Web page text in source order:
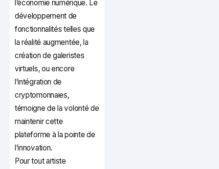
l’économie numérique. Le
développement de
fonctionnalités telles que
la réalité augmentée, la
création de galeristes
virtuels, ou encore
l’intégration de
cryptomonnaies,
témoigne de la volonté de
maintenir cette
plateforme à la pointe de
l’innovation.
Pour tout artiste